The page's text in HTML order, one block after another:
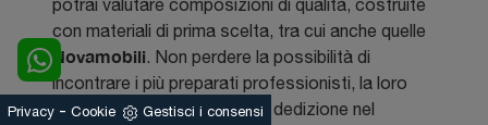
potrai valutare composizioni di qualità, costruite
con materiali di prima scelta, tra cui anche quelle
Novamobili. Non perdere la possibilità di
incontrare i più preparati professionisti, la loro
pluriennale professionalità e dedizione nel
Privacy - Cookie Gestisci i consensi